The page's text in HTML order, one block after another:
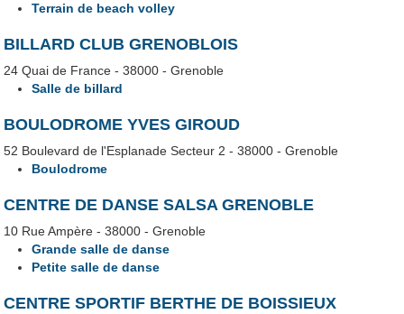
Terrain de beach volley
BILLARD CLUB GRENOBLOIS
24 Quai de France - 38000 - Grenoble
Salle de billard
BOULODROME YVES GIROUD
52 Boulevard de l'Esplanade Secteur 2 - 38000 - Grenoble
Boulodrome
CENTRE DE DANSE SALSA GRENOBLE
10 Rue Ampère - 38000 - Grenoble
Grande salle de danse
Petite salle de danse
CENTRE SPORTIF BERTHE DE BOISSIEUX